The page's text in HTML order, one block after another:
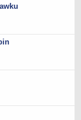
odroczenia)
ŚCIEKÓW -